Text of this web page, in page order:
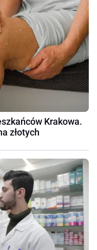
Krakowa.
złotych